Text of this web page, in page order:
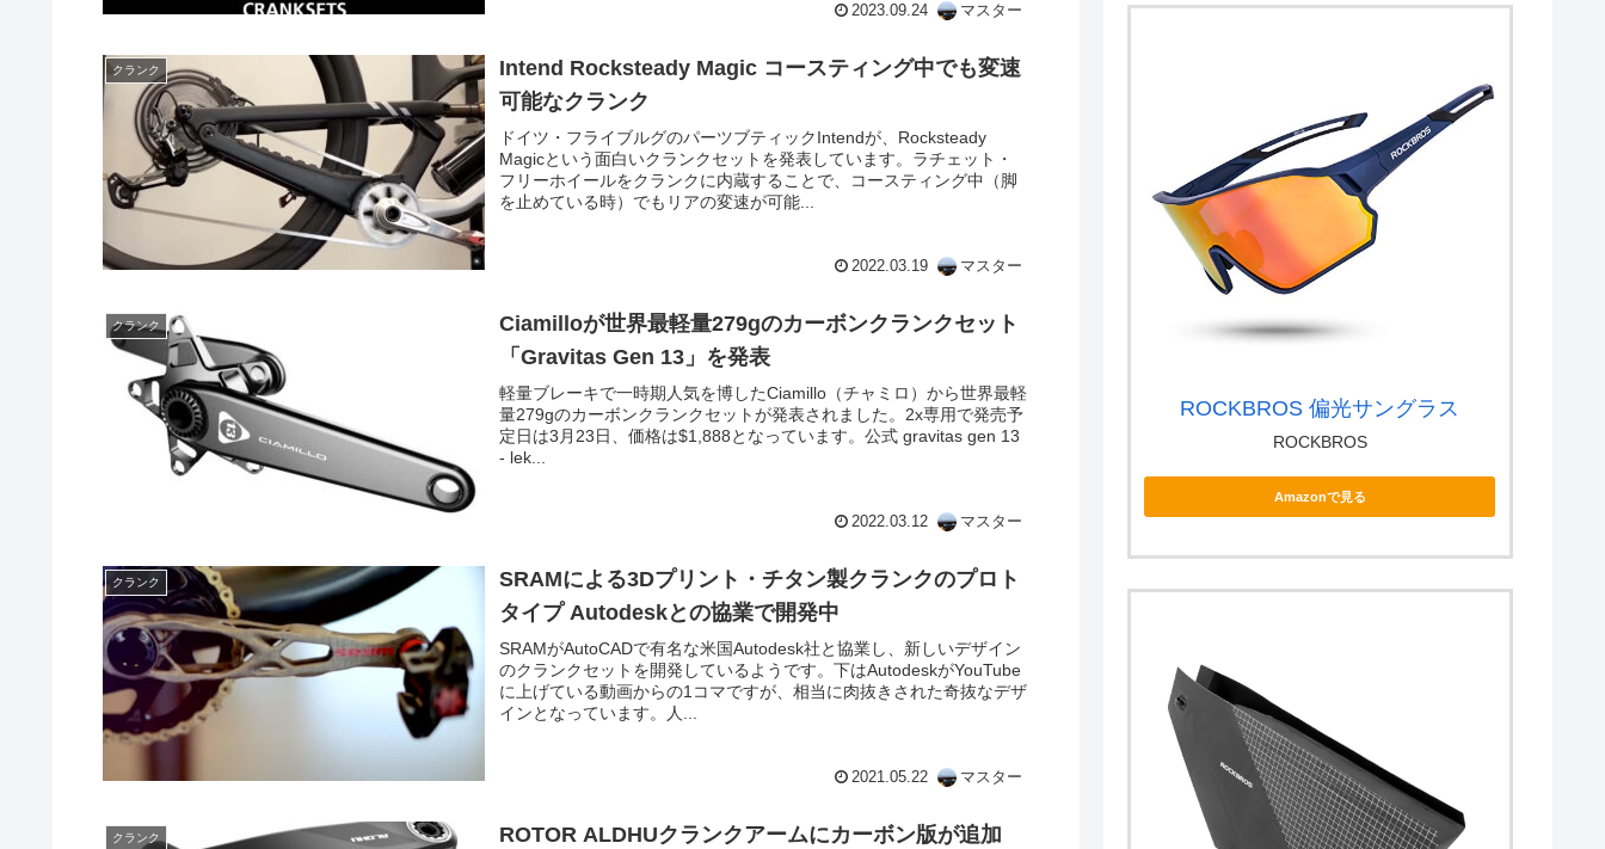
2023.09.24 マスター
クランク
Intend Rocksteady Magic コースティング中でも変速
可能なクランク
ドイツ・フライブルグのパーツブティックIntendが、Rocksteady
Magicという面白いクランクセットを発表しています。ラチェット・
フリーホイールをクランクに内蔵することで、コースティング中（脚
を止めている時）でもリアの変速が可能...
2022.03.19 マスター
クランク
Ciamilloが世界最軽量279gのカーボンクランクセット
「Gravitas Gen 13」を発表
軽量ブレーキで一時期人気を博したCiamillo（チャミロ）から世界最軽
量279gのカーボンクランクセットが発表されました。2x専用で発売予
定日は3月23日、価格は$1,888となっています。公式 gravitas gen 13
- lek...
2022.03.12 マスター
クランク
SRAMによる3Dプリント・チタン製クランクのプロト
タイプ Autodeskとの協業で開発中
SRAMがAutoCADで有名な米国Autodesk社と協業し、新しいデザイン
のクランクセットを開発しているようです。下はAutodeskがYouTube
に上げている動画からの1コマですが、相当に肉抜きされた奇抜なデザ
インとなっています。人...
2021.05.22 マスター
クランク
ROTOR ALDHUクランクアームにカーボン版が追加
ROCKBROS 偏光サングラス
ROCKBROS
Amazonで見る